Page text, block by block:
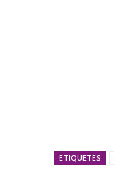
ETIQUETES